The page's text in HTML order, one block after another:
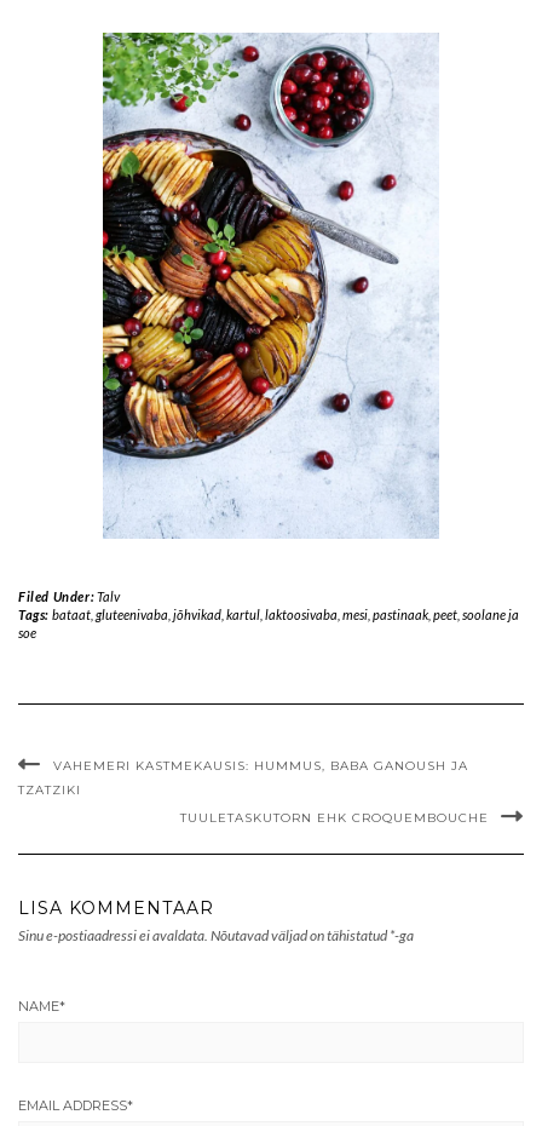
Filed Under:Talv
Tags: bataat, gluteenivaba jõhvikad, kartul, laktoosivaba mesi, pastinaak, peet, soolane ja
soe
VAHEMERI KASTMEKAUSIS: HUMMUS, BABA GANOUSH JA
TZATZIKI
TUULETASKUTORN EHK CROQUEMBOUCHE
LISA KOMMENTAAR
Sinu e-postiaadressi ei avaldata. Nõutavad väljad on tähistatud *-ga
NAME*
EMAIL ADDRESS*